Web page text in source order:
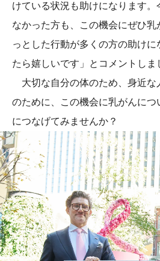
けている状況も助けになります
なかった方も、この機会にぜひ乳
っとした行動が多くの方の助け
たら嬉しいです」とコメントしま
大切な自分の体のため、身近な
のために、この機会に乳がんにつ
につなげてみませんか？